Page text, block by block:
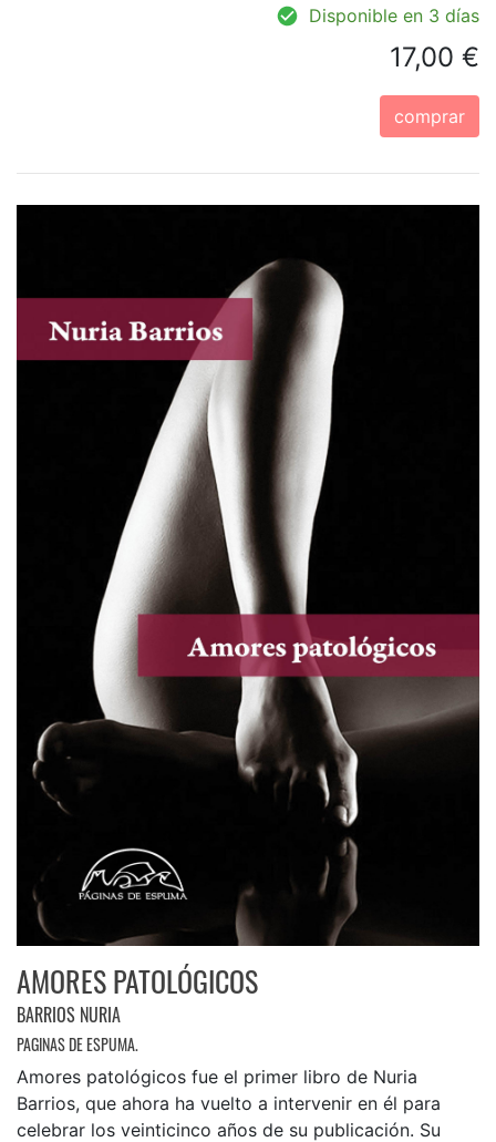
Disponible en 3 días
17,00 €
comprar
AMORES PATOLÓGICOS
BARRIOS NURIA
PAGINAS DE ESPUMA.
Amores patológicos fue el primer libro de Nuria
Barrios, que ahora ha vuelto a intervenir en él para
celebrar los veinticinco años de su publicación. Su